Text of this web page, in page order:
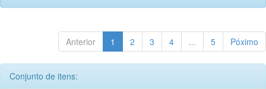
Anterior 1 2 3 4 ... 5 Póximo
Conjunto de itens: